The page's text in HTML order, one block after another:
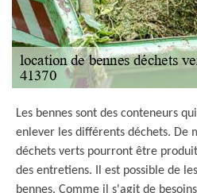
Les bennes sont des conteneurs
enlever les différents déchets. De
déchets verts pourront être
des entretiens. Il est possible de
bennes. Comme il s'agit de